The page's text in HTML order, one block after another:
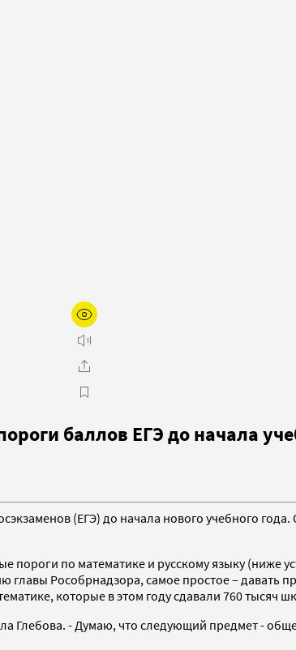
баллов ЕГЭ до начала
(ЕГЭ) до начала нового учебного
пороги по математике и русскому языку (ниже
Рособрнадзора, самое простое – давать
которые в этом году сдавали 760 тысяч
Глебова. - Думаю, что следующий предмет -